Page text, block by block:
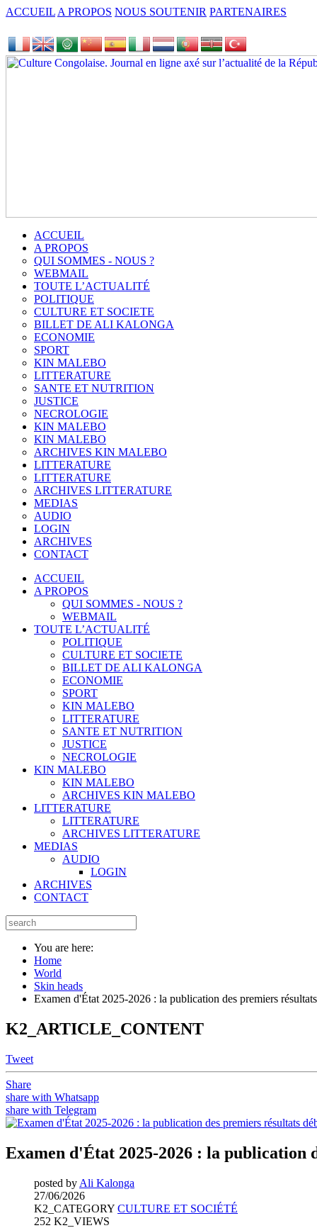
ACCUEIL A PROPOS NOUS SOUTENIR PARTENAIRES
ACCUEIL
A PROPOS
QUI SOMMES - NOUS ?
WEBMAIL
TOUTE L’ACTUALITÉ
POLITIQUE
CULTURE ET SOCIETE
BILLET DE ALI KALONGA
ECONOMIE
SPORT
KIN MALEBO
LITTERATURE
SANTE ET NUTRITION
JUSTICE
NECROLOGIE
KIN MALEBO
KIN MALEBO
ARCHIVES KIN MALEBO
LITTERATURE
LITTERATURE
ARCHIVES LITTERATURE
MEDIAS
AUDIO
LOGIN
ARCHIVES
CONTACT
ACCUEIL
A PROPOS
QUI SOMMES - NOUS ?
WEBMAIL
TOUTE L’ACTUALITÉ
POLITIQUE
CULTURE ET SOCIETE
BILLET DE ALI KALONGA
ECONOMIE
SPORT
KIN MALEBO
LITTERATURE
SANTE ET NUTRITION
JUSTICE
NECROLOGIE
KIN MALEBO
KIN MALEBO
ARCHIVES KIN MALEBO
LITTERATURE
LITTERATURE
ARCHIVES LITTERATURE
MEDIAS
AUDIO
LOGIN
ARCHIVES
CONTACT
You are here:
Home
World
Skin heads
Examen d'État 2025-2026 : la publication des premiers
K2_ARTICLE_CONTENT
Tweet
Share
share with Whatsapp
share with Telegram
Examen d'État 2025-2026 : la publication
posted by Ali Kalonga
27/06/2026
K2_CATEGORY CULTURE ET SOCIÉTÉ
252 K2_VIEWS